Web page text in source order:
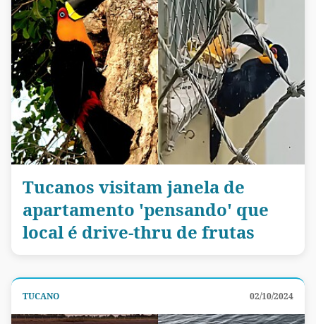
Tucanos visitam janela de
apartamento 'pensando' que
local é drive-thru de frutas
TUCANO 02/10/2024